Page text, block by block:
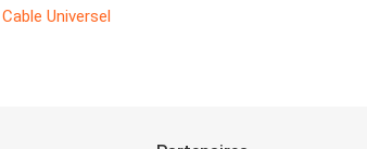
Cable Universel